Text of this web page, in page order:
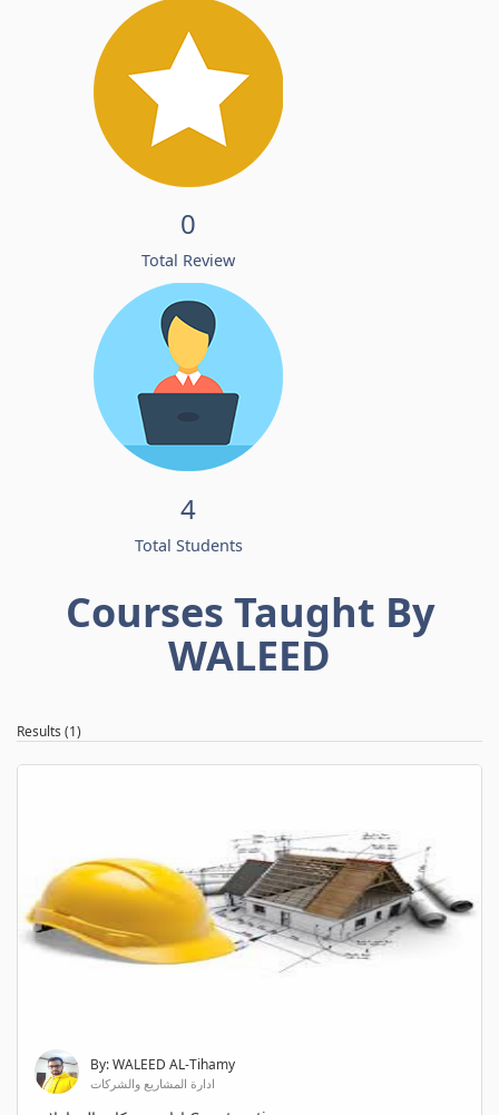
0
Total Review
4
Total Students
Courses Taught By
WALEED
Results (1)
By: WALEED AL-Tihamy
ادارة المشاريع والشركات